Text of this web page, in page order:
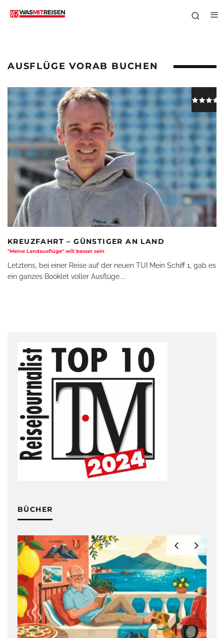
AUSFLÜGE VORAB BUCHEN
KREUZFAHRT – GÜNSTIGER AN LAND
"Meine Landausflüge" will besser sein
Letztens, bei einer Reise auf der neuen TUI Mein Schiff 1, gab es
ein ganzes Booklet voller Ausflüge....
BÜCHER